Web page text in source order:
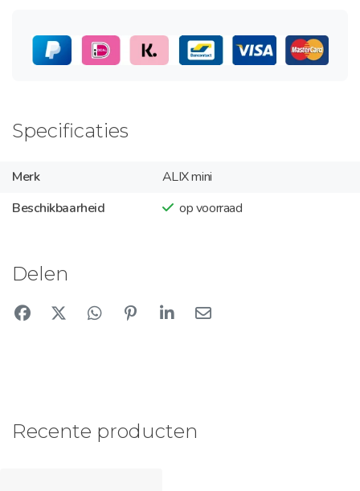
Specificaties
Merk
ALIX mini
Beschikbaarheid
op voorraad
Delen
Recente producten